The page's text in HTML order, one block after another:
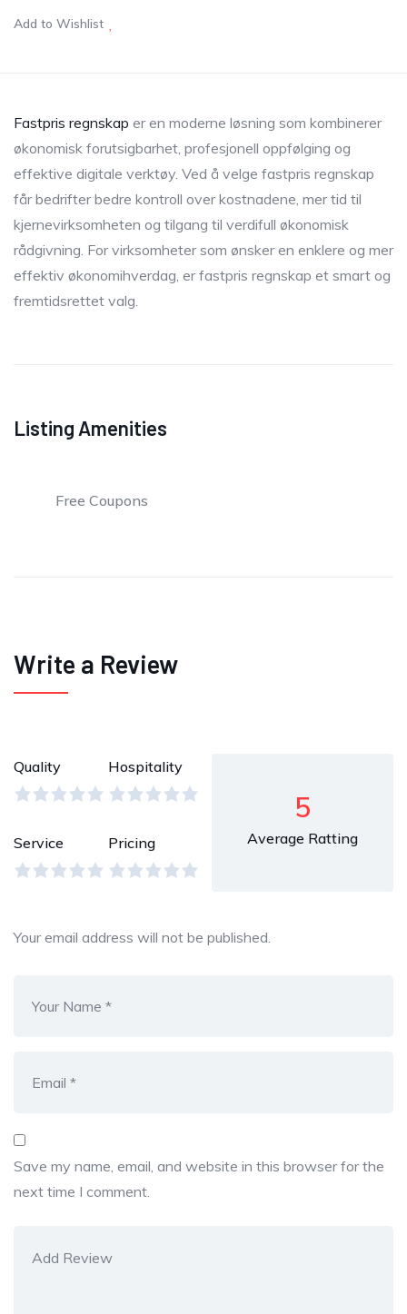
Add to Wishlist
Fastpris regnskap er en moderne løsning som kombinerer
økonomisk forutsigbarhet, profesjonell oppfølging og
effektive digitale verktøy. Ved å velge fastpris regnskap
får bedrifter bedre kontroll over kostnadene, mer tid til
kjernevirksomheten og tilgang til verdifull økonomisk
rådgivning. For virksomheter som ønsker en enklere og mer
effektiv økonomihverdag, er fastpris regnskap et smart og
fremtidsrettet valg.
Listing Amenities
Free Coupons
Write a Review
Quality Hospitality
Service Pricing
5
Average Ratting
Your email address will not be published.
Save my name, email, and website in this browser for the
next time I comment.